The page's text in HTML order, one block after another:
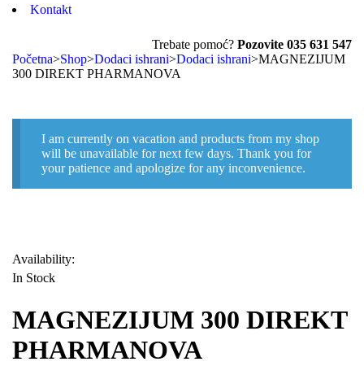
Kontakt
Trebate pomoć? Pozovite 035 631 547
Početna>Shop>Dodaci ishrani>Dodaci ishrani>MAGNEZIJUM
300 DIREKT PHARMANOVA
I am currently on vacation and products from my shop
will be unavailable for next few days. Thank you for
your patience and apologize for any inconvenience.
Availability:
In Stock
MAGNEZIJUM 300 DIREKT
PHARMANOVA